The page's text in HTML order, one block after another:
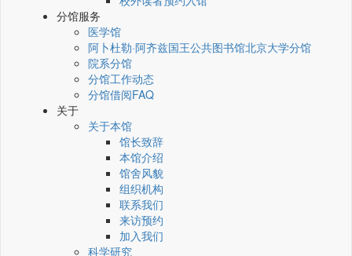
分馆服务
医学馆
阿卜杜勒·阿齐兹国王公共图书馆北京大学分馆
院系分馆
分馆工作动态
分馆借阅FAQ
关于
关于本馆
馆长致辞
本馆介绍
馆舍风貌
组织机构
联系我们
来访预约
加入我们
科学研究